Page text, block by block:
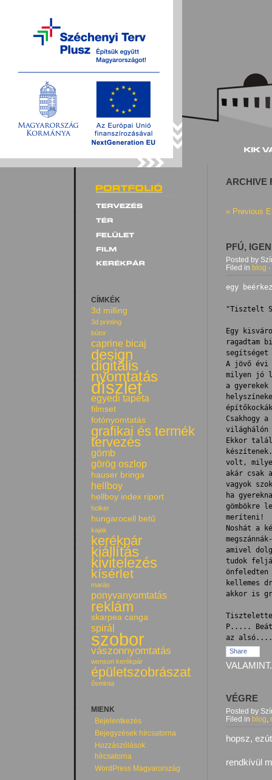
ARCHIVE
« Previous
PFÚ,
Posted by
Filed in blog ·
egy
"Tisztelt
Egy
ragadtam
A jövő évi
milyen jó
a
Csakhogy
világhálón
Ekkor
volt,
akár csak
vagyok
ha
gömbökre
meríteni!
Noshát a
amivel
tudok
önfeledten
kellemes
akkor is
P.....
az
Share
VÉGRE
Posted by
Filed in blog,
hopsz,
rendkívül
CÍMKÉK
3d milling
3d printing
bútor
caprine bicaj
design
digitális
nyomtatás
díszlet
egyedi tapéta
filmset
fotónyomtatás
grafikai és termék
tervezés
gömb
görög oszlop
hauser bringa
hellboy
hellboy index riport
holker
hungarocell betű
kajak
kerékpár
kiállítás
kivitelezés
kísérlet
marás
ponyvanyomtatás
reklám
skarpea canga
spirál
szobor
vászonnyomtatás
wenson kerékpár
épületszobrászat
ősminta
MIENK
Bejelentkezés
Bejegyzések hírcsatorna
Hozzászólások
hírcsatorna
WordPress Magyarország